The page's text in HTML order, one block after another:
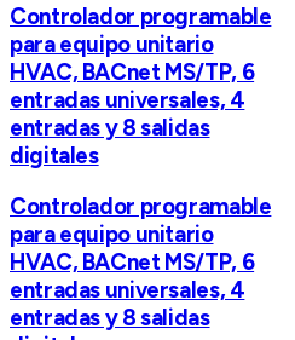
Controlador programable
para equipo unitario
HVAC, BACnet MS/TP, 6
entradas universales, 4
entradas y 8 salidas
digitales
Controlador programable
para equipo unitario
HVAC, BACnet MS/TP, 6
entradas universales, 4
entradas y 8 salidas